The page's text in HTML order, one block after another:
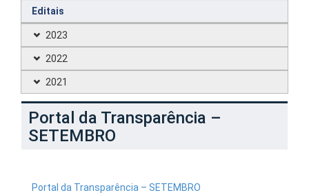
Editais
2023
2022
2021
Portal da Transparência –
SETEMBRO
Portal da Transparência – SETEMBRO